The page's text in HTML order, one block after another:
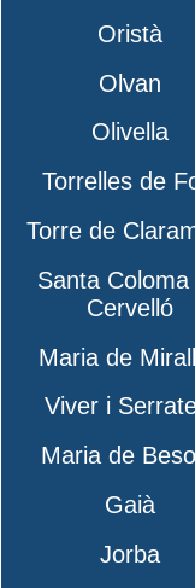
Oristà
Olvan
Olivella
Torrelles de
Torre de
Santa Coloma
Cervelló
Maria de
Viver i
Maria de
Gaià
Jorba